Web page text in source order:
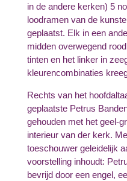
in de andere kerken) 5
loodramen van de
geplaatst. Elk in een
midden overwegend
tinten en het linker in
kleurencombinaties
Rechts van het
geplaatste Petrus
gehouden met het geel-
interieur van der kerk.
toeschouwer geleidelijk
voorstelling inhoudt:
bevrijd door een engel,